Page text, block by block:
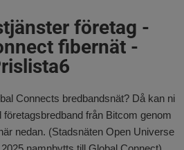
företag -
fibernät -
Connects bredbandsnät? Då kan ni
från Bitcom genom
nedan. (Stadsnäten Open Universe